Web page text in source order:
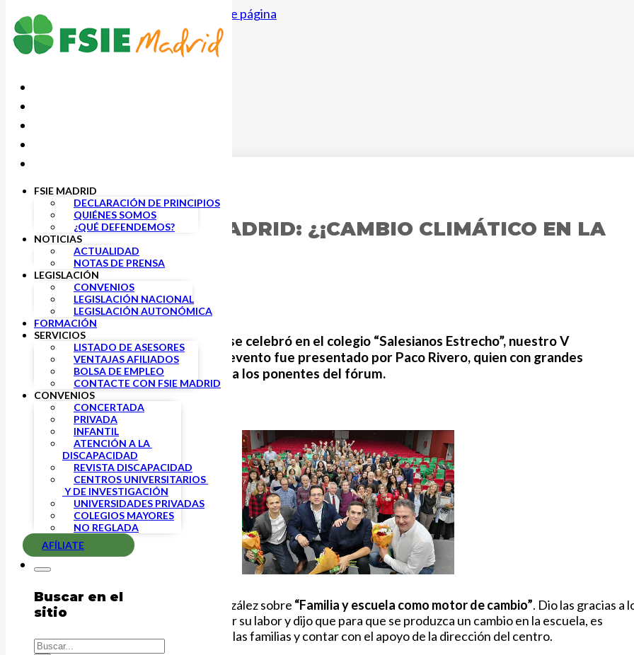
Saltar al contenido principal Saltar al pie de página
FSIE MADRID
DECLARACIÓN DE PRINCIPIOS
QUIÉNES SOMOS
¿QUÉ DEFENDEMOS?
NOTICIAS
ACTUALIDAD
NOTAS DE PRENSA
LEGISLACIÓN
CONVENIOS
LEGISLACIÓN NACIONAL
LEGISLACIÓN AUTONÓMICA
FORMACIÓN
SERVICIOS
LISTADO DE ASESORES
VENTAJAS AFILIADOS
BOLSA DE EMPLEO
CONTACTE CON FSIE MADRID
CONVENIOS
CONCERTADA
PRIVADA
INFANTIL
ATENCIÓN A LA
DISCAPACIDAD
REVISTA DISCAPACIDAD
CENTROS UNIVERSITARIOS
Y DE INVESTIGACIÓN
UNIVERSIDADES PRIVADAS
COLEGIOS MAYORES
NO REGLADA
AFÍLIATE
Buscar en el
sitio
Buscar
13 NOVIEMBRE, 2018
V FÓRUM FSIE MADRID: ¿¡CAMBIO CLIMÁTICO EN LA
ESCUELA!?
El viernes 26 de octubre se celebró en el colegio “Salesianos Estrecho”, nuestroV
FórumdeFSIE Madrid
. El evento fue presentado por Paco Rivero, quien con grandes
dosis de humor introdujo a los ponentes del fórum.
En primer lugar, habló Óscar González sobre “Familia y escuela como motor de cambio”. Dio las gracias a
profesionales de la enseñanza por su labor y dijo que para que se produzca un cambio en la escuela, es
necesario trabajar en equipo con las familias y contar con el apoyo de la dirección del centro.